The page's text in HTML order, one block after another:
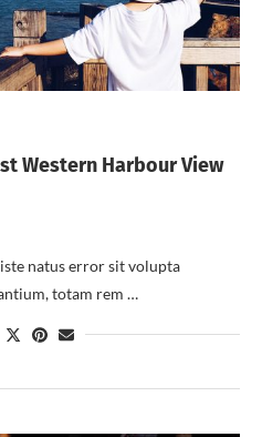
Western Harbour View
natus error sit volupta
totam rem …